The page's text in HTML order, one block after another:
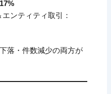
ンティティ取引：
・件数減少の両方が